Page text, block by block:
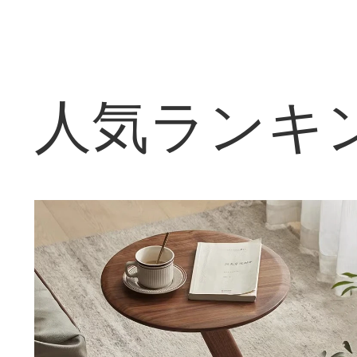
人気ランキ